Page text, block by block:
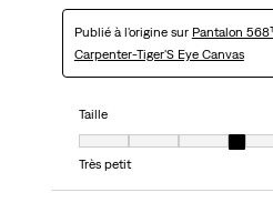
Publié à l'origine sur Pantalon
Carpenter-Tiger'S Eye Canvas
Taille
Taille, 4 sur 7, où 1 est égal à Très
Très petit